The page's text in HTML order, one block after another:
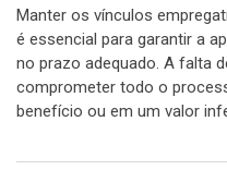
Manter os vínculos
é essencial para garantir a
no prazo adequado. A falta
comprometer todo o
benefício ou em um valor